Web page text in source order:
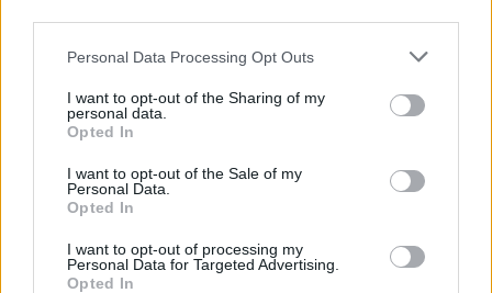
Please note that this website/app uses one or more Google
not limited to your visit or usage behaviour. You may click to
grant or deny consent to Google and its third-party tags to
use your data for below specified purposes in below Google
consent section.
Personal Data Processing Opt Outs
I want to opt-out of the Sharing of my
personal data.
Opted In
I want to opt-out of the Sale of my
Personal Data.
Opted In
I want to opt-out of processing my
Personal Data for Targeted Advertising.
Opted In
apar chiar si la femeile care
se protejeaza foarte bine de
luam masuri numai in acea
Corpul uman contine pana la